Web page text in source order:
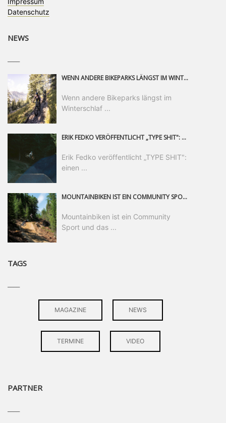
Datenschutz
NEWS
WENN ANDERE BIKEPARKS LÄNGST IM WINTERSCHLAF SIND, IST MAN IN SAALFELDEN LEOGANG IMMER NOCH AM MOUNTAINBIKEN. IST DER HERBST DIE SCHÖNSTE ZEIT DES JAHRES? AUF DEN TRAILS RUND UM SAALFELDEN LEOGANG UND IM EPIC BIKEPARK LEOGANG IST ER DAS AUF JEDEN FALL – UND DIE GEFÜHLT DIE LÄNGSTE NOCH DAZU. NOCH BIS MINDESTENS 8. NOVEMBER STEHT DAS PINZGAUER MOUNTAINBIKE-PARADIES ALLEN RIDERN OFFEN, DIE EINFACH NICHT GENUG KRIEGEN KÖNNEN. DABEI HÄLT DIE GOLDENE JAHRESZEIT IN SAALFELDEN LEOGANG WEIT MEHR ALS LINES, TRAILS UND HERBSTPANORAMEN BEREIT: MIT DEM BIKE FESTIVAL, VERSCHIEDENEN LADIES SHRED EVENTS UND EINEM DIE GESAMTE SAISON ANDAUERNDEN PHOTO CONTEST ZUM 25-JÄHRIGEN BIKEPARK-JUBILÄUM GIBT ES RUND UM ÖSTERREICHS ÄLTESTEN BIKEPARK EINIGES ZU ERLEBEN.
Wenn andere Bikeparks längst im
Winterschlaf ...
ERIK FEDKO VERÖFFENTLICHT „TYPE SHIT": EINEN 23-MINÜTIGEN MOUNTAINBIKE-FILM, ÜBER DREI JAHRE RUND UM DIE WELT GEDREHT. ZEITGLEICH LAUNCHT ER DIE GLEICHNAMIGE KOLLEKTION SEINER BRAND TYPE. EIN SEGMENT DES FILMS ERSCHEINT SEPARAT AUF RED BULL BIKE.
Erik Fedko veröffentlicht „TYPE SHIT":
einen ...
MOUNTAINBIKEN IST EIN COMMUNITY SPORT UND DAS BEWEIST SICH IN DER BIKE REPUBLIC SÖLDEN GERADE EINDRUCKSVOLL AUF ALLEN LEVELN. FREERIDE PROFI, SHAPERIN UND FRISCH GEWÄHLTE SWATCH NINES MVP VERO SANDLER IST BEGEISTERT VON DER VIELFALT DER BIKE DESTINATION, DER NEUEN JUMPLINE UND PLÄDIERT FÜR MUT BEI (FRAUEN) COMMUNITIES. VERO UND IHR VERLOBTER SAM HODGES VERBRINGEN MEHRERE MONATE IN DER BIKE REPUBLIC UND LASSEN UNS DARAN TEILHABEN. UM COMMUNITY GEHT ES AUCH BEI DER PARTNERSCHAFT ZWISCHEN SÖLDEN UND DEM NEUEN RIDERS PARK DONOVALY IN DER SLOWAKEI: DER DORTIGE TOURISMUSDIREKTOR JIRI PEC IST ÜBERZEUGT: VON MEHR BIKEPARKS PROFITIERT DIE GANZE MTB-SZENE – UND MIT DOMINIK LINSER, GESCHÄFTSFÜHRER DER BRS, HAT ER DAMIT DEN PERFEKTEN PARTNER GEFUNDEN.
Mountainbiken ist ein Community
Sport und das ...
TAGS
MAGAZINE NEWS
TERMINE VIDEO
PARTNER